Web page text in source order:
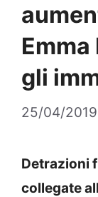
gli
25/04/2019
Detrazioni
collegate